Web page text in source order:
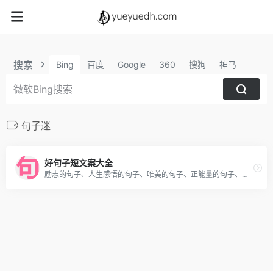
搜索 Bing 百度 Google 360 搜狗 神马
句子迷
好句子短文案大全
励志的句子、人生感悟的句子、唯美的句子、正能量的句子、伤感的句子、经典句子、搞笑的句子、感人的句子及各种好听的句子，找句子，就到第一句子网。